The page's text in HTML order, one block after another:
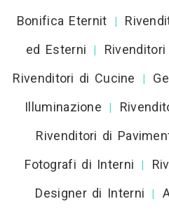
Bonifica Eternit
|
ed Esterni
|
Rivenditori di Cucine |
Illuminazione
|
Rivenditori di
Fotografi di Interni |
Designer di Interni |